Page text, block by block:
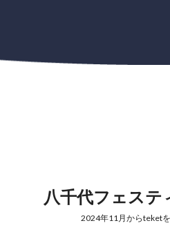
八千代フェステ
2024年11月からteket